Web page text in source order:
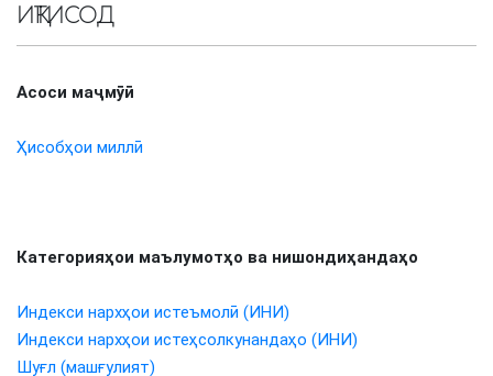
ИҚТИСОД
Асоси маҷмӯӣ
Ҳисобҳои миллӣ
Категорияҳои маълумотҳо ва нишондиҳандаҳо
Индекси нархҳои истеъмолӣ (ИНИ)
Индекси нархҳои истеҳсолкунандаҳо (ИНИ)
Шуғл (машғулият)